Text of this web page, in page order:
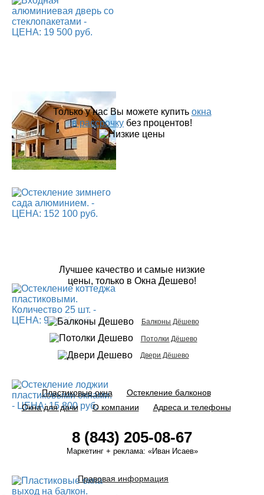
Только у нас Вы можете купить окна
в рассрочку без процентов!
Лучшее качество и самые низкие
цены, только в Окна Дешево!
Балконы Дёшево
Потолки Дёшево
Двери Дёшево
Пластиковые окна
Остекление балконов
Окна для дачи
О компании Адреса и телефоны
8 (843) 205-08-67
Маркетинг + реклама: «Иван Исаев»
Правовая информация